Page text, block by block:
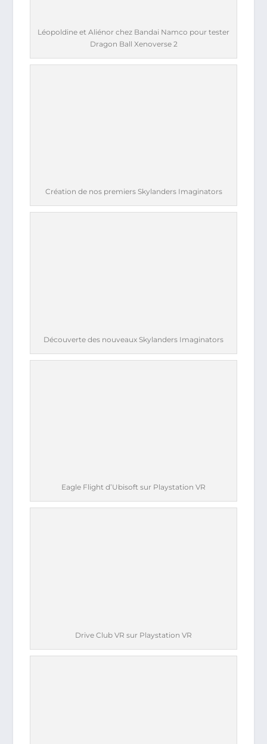
Léopoldine et Aliénor chez Bandai Namco pour tester
Dragon Ball Xenoverse 2
Création de nos premiers Skylanders Imaginators
Découverte des nouveaux Skylanders Imaginators
Eagle Flight d’Ubisoft sur Playstation VR
Drive Club VR sur Playstation VR